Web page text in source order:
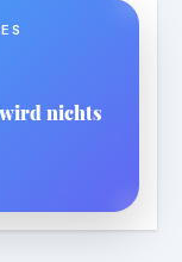
nichts